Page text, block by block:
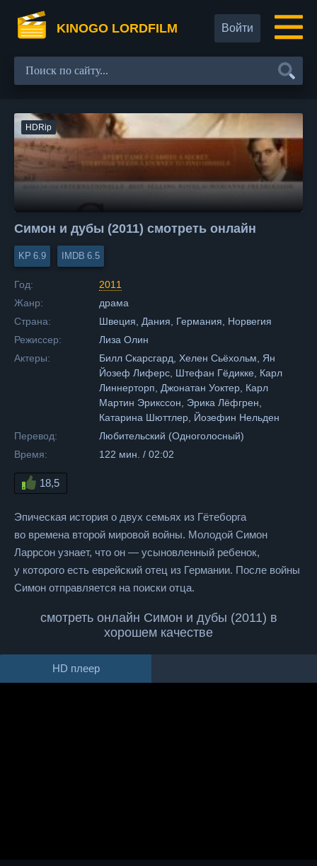
KINOGO LORDFILM Войти
HDRip
Симон и дубы (2011) смотреть онлайн
6.9 6.5
Год:
2011
Жанр:
драма
Страна:
Швеция, Дания, Германия, Норвегия
Режиссер:
Лиза Олин
Актеры:
Билл Скарсгард, Хелен Сьёхольм, Ян
Йозеф Лиферс, Штефан Гёдикке, Карл
Линнерторп, Джонатан Уоктер, Карл
Мартин Эрикссон, Эрика Лёфгрен,
Катарина Шюттлер, Йозефин Нельден
Перевод:
Любительский (Одноголосный)
Время:
122 мин. / 02:02
18,5
Эпическая история о двух семьях из Гётеборга
во времена второй мировой войны. Молодой Симон
Ларрсон узнает, что он — усыновленный ребенок,
у которого есть еврейский отец из Германии. После войны
Симон отправляется на поиски отца.
смотреть онлайн Симон и дубы (2011) в
хорошем качестве
HD плеер